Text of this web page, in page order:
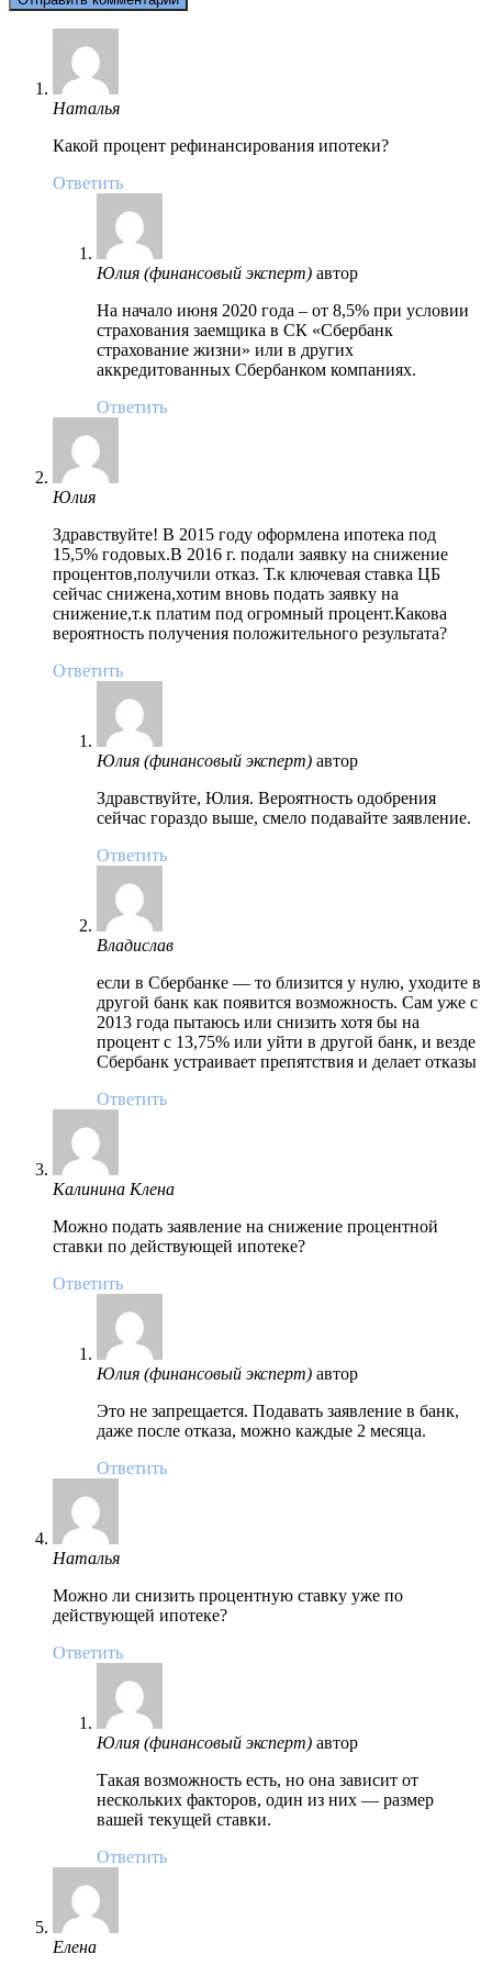
Наталья
Какой процент рефинансирования ипотеки?
Ответить
Юлия (финансовый эксперт) автор
На начало июня 2020 года – от 8,5% при условии
страхования заемщика в СК «Сбербанк
страхование жизни» или в других
аккредитованных Сбербанком компаниях.
Ответить
Юлия
Здравствуйте! В 2015 году оформлена ипотека под
15,5% годовых.В 2016 г. подали заявку на снижение
процентов,получили отказ. Т.к ключевая ставка ЦБ
сейчас снижена,хотим вновь подать заявку на
снижение,т.к платим под огромный процент.Какова
вероятность получения положительного результата?
Ответить
Юлия (финансовый эксперт) автор
Здравствуйте, Юлия. Вероятность одобрения
сейчас гораздо выше, смело подавайте заявление.
Ответить
Владислав
если в Сбербанке — то близится у нулю, уходите в
другой банк как появится возможность. Сам уже с
2013 года пытаюсь или снизить хотя бы на
процент с 13,75% или уйти в другой банк, и везде
Сбербанк устраивает препятствия и делает отказы
Ответить
Калинина Клена
Можно подать заявление на снижение процентной
ставки по действующей ипотеке?
Ответить
Юлия (финансовый эксперт) автор
Это не запрещается. Подавать заявление в банк,
даже после отказа, можно каждые 2 месяца.
Ответить
Наталья
Можно ли снизить процентную ставку уже по
действующей ипотеке?
Ответить
Юлия (финансовый эксперт) автор
Такая возможность есть, но она зависит от
нескольких факторов, один из них — размер
вашей текущей ставки.
Ответить
Елена